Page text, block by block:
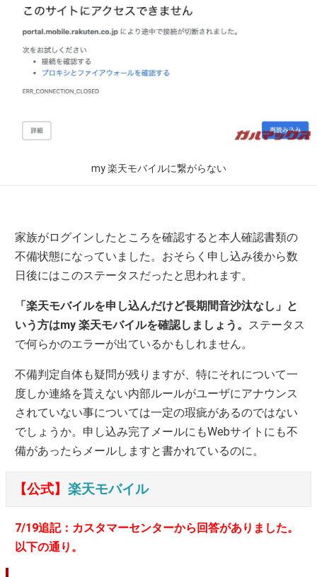
my 楽天モバイルに繋がらない
家族がログインしたところを確認すると本人確認書類の
不備状態になっていました。おそらく申し込み後から数
日後にはこのステータスだったと思われます。
「楽天モバイルを申し込んだけど長期間音沙汰なし」と
いう方はmy 楽天モバイルを確認しましょう。 ステータス
で何らかのエラーが出ているかもしれません。
不備判定自体も疑問が残りますが、特にそれについて一
度しか連絡を貰えない内部ルールがユーザにアナウンス
されていない事については一定の瑕疵があるのではない
でしょうか。申し込み完了メールにもWebサイトにも不
備があったらメールしますと書かれているのに。
【公式】 楽天モバイル
7/19追記：カスタマーセンターから回答がありました。
以下の通り。